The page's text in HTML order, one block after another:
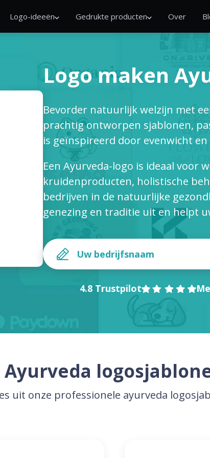
Logo-ideeën Gedrukte producten Over
Logo maken
Bevorder natuurlijk welzijn met
prachtig ontworpen sjablonen,
is geïnspireerd door evenwicht
Een Ayurveda-logo is ideaal voor
kruidenproducten, holistische
bedrijven in de natuurlijke
genezing en traditie uit en helpt
4.8 Trustpilot
Ayurveda
uit onze professionele ayurveda